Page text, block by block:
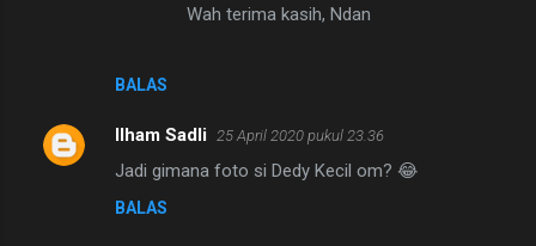
BALAS
Wah terima kasih, Ndan
Ilham Sadli 25 April 2020 pukul 23.36
Jadi gimana foto si Dedy Kecil om? 😂
BALAS